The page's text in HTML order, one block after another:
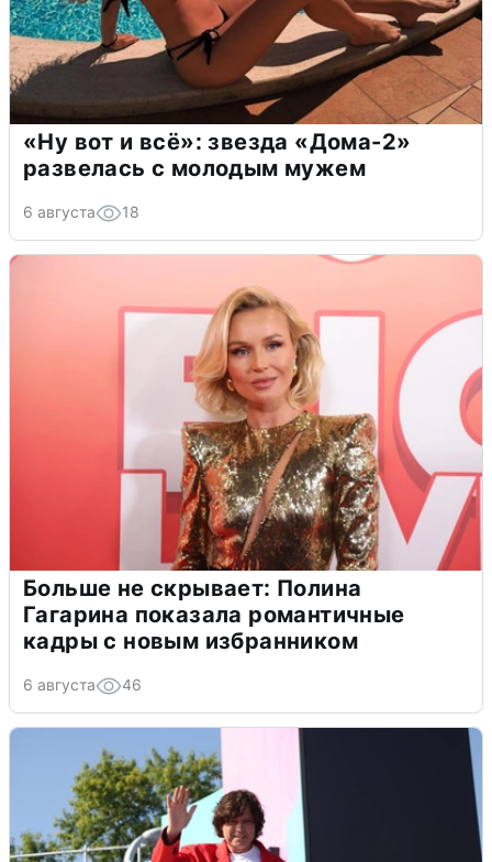
«Ну вот и всё»: звезда «Дома-2»
развелась с молодым мужем
6 августа 18
Больше не скрывает: Полина
Гагарина показала романтичные
кадры с новым избранником
6 августа 46